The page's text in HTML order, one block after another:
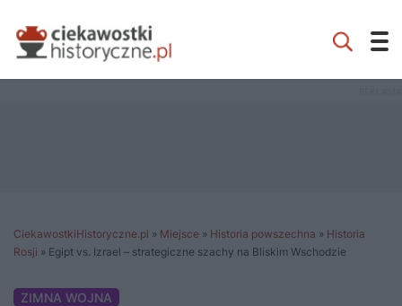
CiekawostkiHistoryczne.pl » Miejsce » Historia powszechna » Historia
Rosji » Egipt vs. Izrael – strategiczne szachy na Bliskim Wschodzie
ZIMNA WOJNA